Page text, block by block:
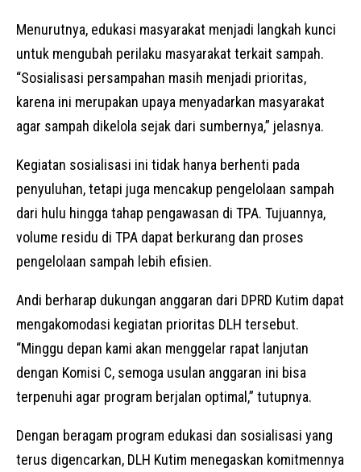
Menurutnya, edukasi masyarakat menjadi langkah kunci
untuk mengubah perilaku masyarakat terkait sampah.
“Sosialisasi persampahan masih menjadi prioritas,
karena ini merupakan upaya menyadarkan masyarakat
agar sampah dikelola sejak dari sumbernya,” jelasnya.
Kegiatan sosialisasi ini tidak hanya berhenti pada
penyuluhan, tetapi juga mencakup pengelolaan sampah
dari hulu hingga tahap pengawasan di TPA. Tujuannya,
volume residu di TPA dapat berkurang dan proses
pengelolaan sampah lebih efisien.
Andi berharap dukungan anggaran dari DPRD Kutim dapat
mengakomodasi kegiatan prioritas DLH tersebut.
“Minggu depan kami akan menggelar rapat lanjutan
dengan Komisi C, semoga usulan anggaran ini bisa
terpenuhi agar program berjalan optimal,” tutupnya.
Dengan beragam program edukasi dan sosialisasi yang
terus digencarkan, DLH Kutim menegaskan komitmennya